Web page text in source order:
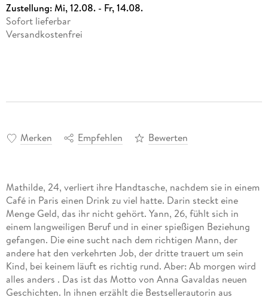
Zustellung:Mi, 12.08. - Fr, 14.08.
Sofort lieferbar
Versandkostenfrei
Merken Empfehlen Bewerten
Mathilde, 24, verliert ihre Handtasche, nachdem sie in einem
Café in Paris einen Drink zu viel hatte. Darin steckt eine
Menge Geld, das ihr nicht gehört. Yann, 26, fühlt sich in
einem langweiligen Beruf und in einer spießigen Beziehung
gefangen. Die eine sucht nach dem richtigen Mann, der
andere hat den verkehrten Job, der dritte trauert um sein
Kind, bei keinem läuft es richtig rund. Aber: Ab morgen wird
alles anders . Das ist das Motto von Anna Gavaldas neuen
Geschichten. In ihnen erzählt die Bestsellerautorin aus